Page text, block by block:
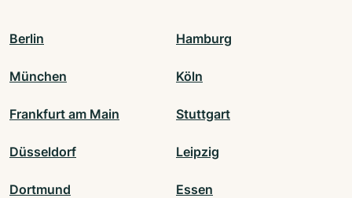
Berlin Hamburg
München Köln
Frankfurt am Main Stuttgart
Düsseldorf Leipzig
Dortmund Essen